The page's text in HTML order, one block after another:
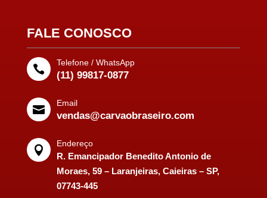
FALE CONOSCO

Telefone / WhatsApp
(11) 99817-0877

Email
vendas@carvaobraseiro.com

Endereço
R. Emancipador Benedito Antonio de
Moraes, 59 – Laranjeiras, Caieiras – SP,
07743-445